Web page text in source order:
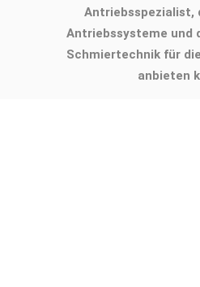
Antriebsspezialist,
Antriebssysteme und
Schmiertechnik für
anbieten